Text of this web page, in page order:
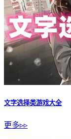
文字选择类游戏大全
更多▹▹